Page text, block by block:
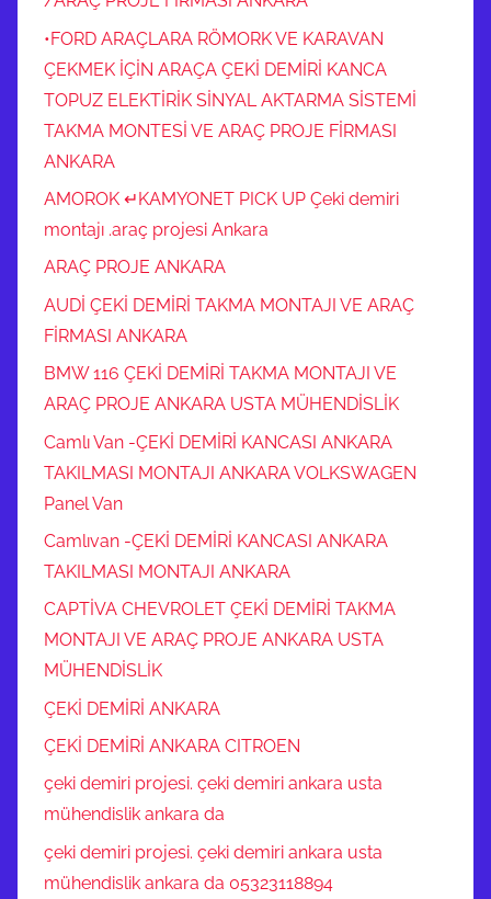
•FORD ARAÇLARA RÖMORK VE KARAVAN
ÇEKMEK İÇİN ARAÇA ÇEKİ DEMİRİ KANCA
TOPUZ ELEKTİRİK SİNYAL AKTARMA SİSTEMİ
TAKMA MONTESİ VE ARAÇ PROJE FİRMASI
ANKARA
AMOROK ↵KAMYONET PICK UP Çeki demiri
montajı .araç projesi Ankara
ARAÇ PROJE ANKARA
AUDİ ÇEKİ DEMİRİ TAKMA MONTAJI VE ARAÇ
FİRMASI ANKARA
BMW 116 ÇEKİ DEMİRİ TAKMA MONTAJI VE
ARAÇ PROJE ANKARA USTA MÜHENDİSLİK
Camlı Van -ÇEKİ DEMİRİ KANCASI ANKARA
TAKILMASI MONTAJI ANKARA VOLKSWAGEN
Panel Van
Camlıvan -ÇEKİ DEMİRİ KANCASI ANKARA
TAKILMASI MONTAJI ANKARA
CAPTİVA CHEVROLET ÇEKİ DEMİRİ TAKMA
MONTAJI VE ARAÇ PROJE ANKARA USTA
MÜHENDİSLİK
ÇEKİ DEMİRİ ANKARA
ÇEKİ DEMİRİ ANKARA CITROEN
çeki demiri projesi. çeki demiri ankara usta
mühendislik ankara da
çeki demiri projesi. çeki demiri ankara usta
mühendislik ankara da 05323118894